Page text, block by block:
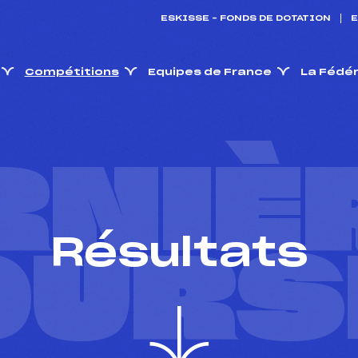
ESKISSE – FONDS DE DOTATION
Compétitions Equipes de France La
Résultats